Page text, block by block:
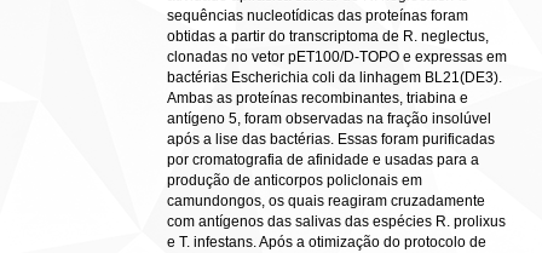
sequências nucleotídicas das proteínas foram
obtidas a partir do transcriptoma de R. neglectus,
clonadas no vetor pET100/D-TOPO e expressas em
bactérias Escherichia coli da linhagem BL21(DE3).
Ambas as proteínas recombinantes, triabina e
antígeno 5, foram observadas na fração insolúvel
após a lise das bactérias. Essas foram purificadas
por cromatografia de afinidade e usadas para a
produção de anticorpos policlonais em
camundongos, os quais reagiram cruzadamente
com antígenos das salivas das espécies R. prolixus
e T. infestans. Após a otimização do protocolo de